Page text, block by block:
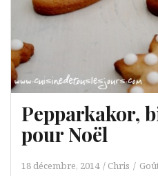
Pepparkakor,
pour Noël
18 décembre, 2014 Chris